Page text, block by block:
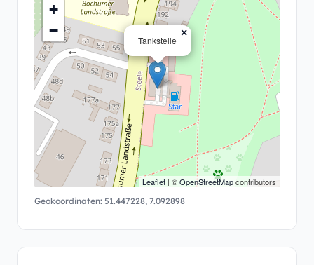
Tankstelle
×
+
−
Leaflet | ©OpenStreetMapcontributors
Geokoordinaten: 51.447228, 7.092898